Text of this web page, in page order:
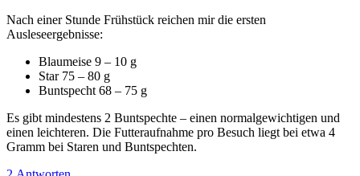
Nach einer Stunde Frühstück reichen mir die ersten
Ausleseergebnisse:
Blaumeise 9 – 10 g
Star 75 – 80 g
Buntspecht 68 – 75 g
Es gibt mindestens 2 Buntspechte – einen normalgewichtigen und
einen leichteren. Die Futteraufnahme pro Besuch liegt bei etwa 4
Gramm bei Staren und Buntspechten.